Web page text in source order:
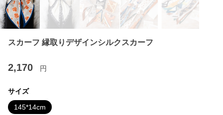
スカーフ 縁取りデザインシルクスカーフ
2,170 円
サイズ
145*14cm